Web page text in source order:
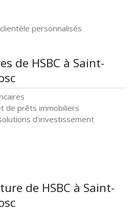
personnalisés
de HSBC à Saint-
de prêts immobiliers
d'investissement
de HSBC à Saint-